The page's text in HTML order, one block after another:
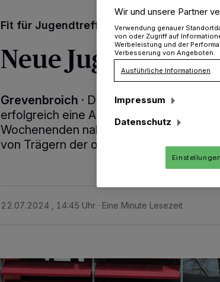
Fit für Jugendtreff und Ferienlager:
Neue
Grevenbroich · Das Jugendamt des
erfolgreich eine Ausbildung von
Wochenenden nahmen Aktive aus
von Trägern der offenen Kinder- und
22.07.2024 , 14:45 Uhr Eine Minute Lesezeit
Wir und unsere Partner
Verwendung genauer
von oder Zugriff auf
Werbeleistung und der
Verbesserung von Angeboten.
Ausführliche Informationen
Impressum
Datenschutz